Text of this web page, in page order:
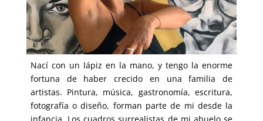
Nací con un lápiz en la mano, y tengo la enorme
fortuna de haber crecido en una familia de
artistas. Pintura, música, gastronomía, escritura,
fotografía o diseño, forman parte de mi desde la